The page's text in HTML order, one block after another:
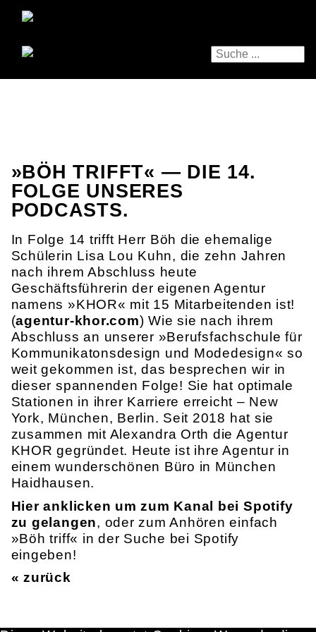
»BÖH TRIFFT« — DIE 14.
FOLGE UNSERES
PODCASTS.
In Folge 14 trifft Herr Böh die ehemalige
Schülerin Lisa Lou Kuhn, die zehn Jahren
nach ihrem Abschluss heute
Geschäftsführerin der eigenen Agentur
namens »KHOR« mit 15 Mitarbeitenden ist!
(agentur-khor.com) Wie sie nach ihrem
Abschluss an unserer »Berufsfachschule für
Kommunikatonsdesign und Modedesign« so
weit gekommen ist, das besprechen wir in
dieser spannenden Folge! Sie hat optimale
Stationen in ihrer Karriere erreicht – New
York, München, Berlin. Seit 2018 hat sie
zusammen mit Alexandra Orth die Agentur
KHOR gegründet. Heute ist ihre Agentur in
einem wunderschönen Büro in München
Haidhausen.
Hier anklicken um zum Kanal bei Spotify
zu gelangen, oder zum Anhören einfach
»Böh triff« in der Suche bei Spotify
eingeben!
« zurück